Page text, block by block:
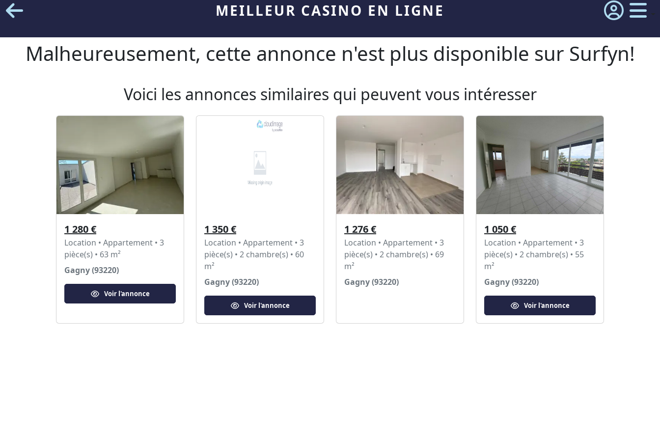
MEILLEUR CASINO EN LIGNE
Malheureusement, cette annonce n'est plus disponible sur Surfyn!
Voici les annonces similaires qui peuvent vous intéresser
1 280 €
Location • Appartement • 3
pièce(s) • 63 m²
Gagny (93220)
Voir l'annonce
1 350 €
Location • Appartement • 3
pièce(s) • 2 chambre(s) • 60
m²
Gagny (93220)
Voir l'annonce
1 276 €
Location • Appartement • 3
pièce(s) • 2 chambre(s) • 69
m²
Gagny (93220)
1 050 €
Location • Appartement • 3
pièce(s) • 2 chambre(s) • 55
m²
Gagny (93220)
Voir l'annonce